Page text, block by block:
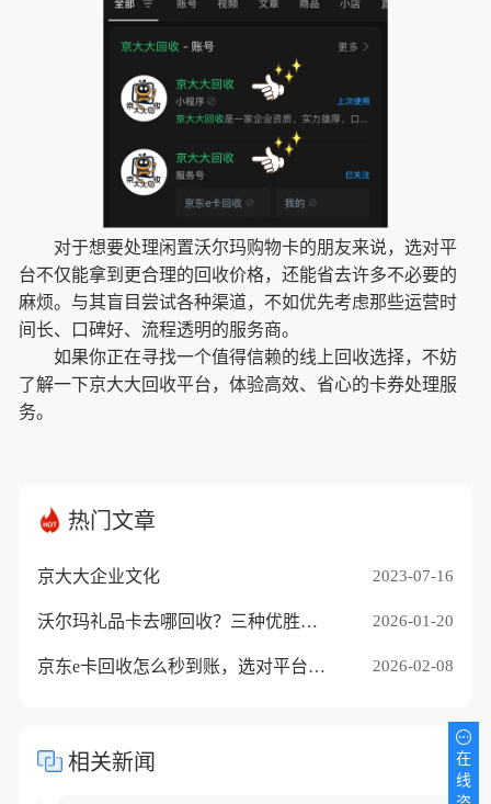
对于想要处理闲置沃尔玛购物卡的朋友来说，选对平
台不仅能拿到更合理的回收价格，还能省去许多不必要的
麻烦。与其盲目尝试各种渠道，不如优先考虑那些运营时
间长、口碑好、流程透明的服务商。
如果你正在寻找一个值得信赖的线上回收选择，不妨
了解一下京大大回收平台，体验高效、省心的卡券处理服
务。
热门文章
京大大企业文化 2023-07-16
沃尔玛礼品卡去哪回收？三种优胜途径推荐 2026-01-20
京东e卡回收怎么秒到账，选对平台是关键 2026-02-08
相关新闻
在
线